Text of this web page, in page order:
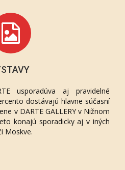
usporadúva aj pravidelné
dostávajú hlavne súčasní
v DARTE GALLERY v Nižnom
konajú sporadicky aj v iných
Moskve.